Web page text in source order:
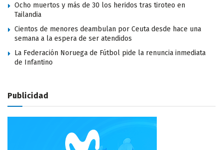
Ocho muertos y más de 30 los heridos tras tiroteo en
Tailandia
Cientos de menores deambulan por Ceuta desde hace una
semana a la espera de ser atendidos
La Federación Noruega de Fútbol pide la renuncia inmediata
de Infantino
Publicidad